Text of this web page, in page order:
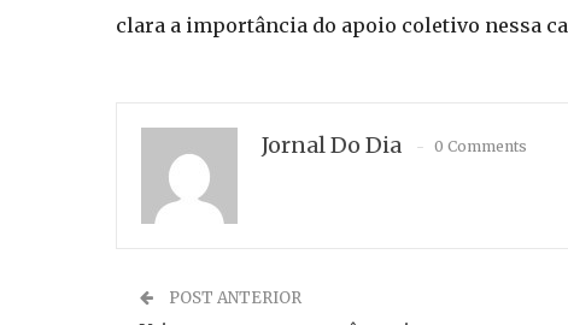
clara a importância do apoio coletivo nessa
Jornal Do Dia 0 Comments
POST ANTERIOR